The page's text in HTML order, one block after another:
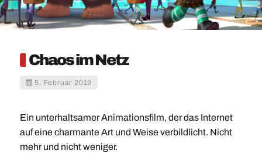
Chaos im Netz
5. Februar 2019
Ein unterhaltsamer Animationsfilm, der das Internet
auf eine charmante Art und Weise verbildlicht. Nicht
mehr und nicht weniger.